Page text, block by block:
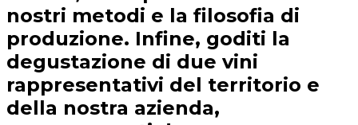
nostri metodi e la filosofia di
produzione. Infine, goditi la
degustazione di due vini
rappresentativi del territorio e
della nostra azienda,